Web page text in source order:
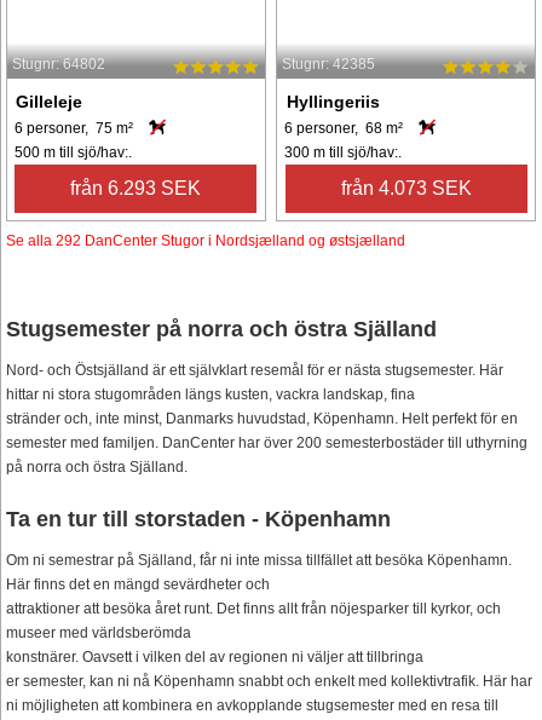
Stugnr: 64802
Gilleleje
6 personer, 75 m²
500 m till sjö/hav:.
från 6.293 SEK
Stugnr: 42385
Hyllingeriis
6 personer, 68 m²
300 m till sjö/hav:.
från 4.073 SEK
Se alla 292 DanCenter Stugor i Nordsjælland og østsjælland
Stugsemester på norra och östra Själland
Nord- och Östsjälland är ett självklart resemål för er nästa stugsemester. Här
hittar ni stora stugområden längs kusten, vackra landskap, fina
stränder och, inte minst, Danmarks huvudstad, Köpenhamn. Helt perfekt för en
semester med familjen. DanCenter har över 200 semesterbostäder till uthyrning
på norra och östra Själland.
Ta en tur till storstaden - Köpenhamn
Om ni semestrar på Själland, får ni inte missa tillfället att besöka Köpenhamn.
Här finns det en mängd sevärdheter och
attraktioner att besöka året runt. Det finns allt från nöjesparker till kyrkor, och
museer med världsberömda
konstnärer. Oavsett i vilken del av regionen ni väljer att tillbringa
er semester, kan ni nå Köpenhamn snabbt och enkelt med kollektivtrafik. Här har
ni möjligheten att kombinera en avkopplande stugsemester med en resa till